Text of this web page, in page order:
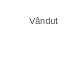
Vândut